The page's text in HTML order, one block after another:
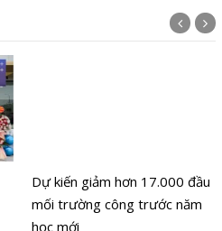
Dự kiến giảm hơn 17.000 đầu
mối trường công trước năm
học mới